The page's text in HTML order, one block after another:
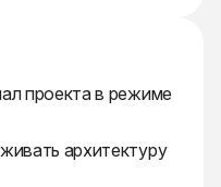
проекта в режиме
архитектуру